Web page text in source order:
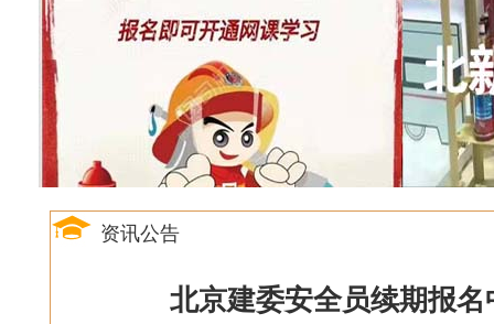
资讯公告
北京建委安全员续期报名